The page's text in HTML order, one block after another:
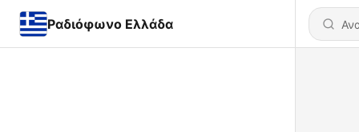
Ραδιόφωνο Ελλάδα